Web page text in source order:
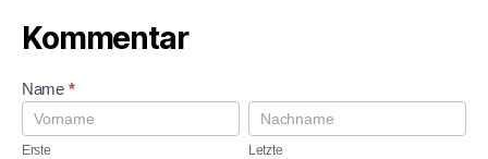
Kommentar
K
o
m
Name *
E
r
s
Erste
L
e
tLetzte